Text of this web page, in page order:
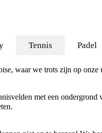
Tennis Padel
waar we trots zijn op onze
met een